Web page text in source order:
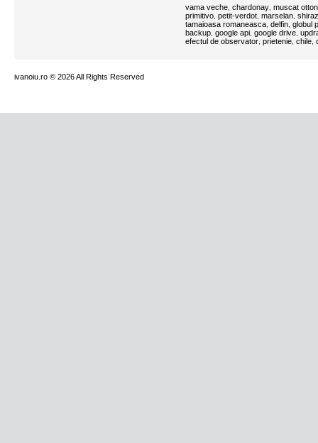
vama veche chardonay muscat
primitivo petit-verdot marselan shiraz
tamaioasa romaneasca delfin globul
backup google api google drive
efectul de observator prietenie chile
ivanoiu.ro © 2026 All Rights Reserved